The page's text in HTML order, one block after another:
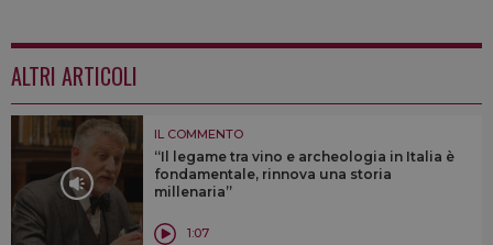
ALTRI ARTICOLI
IL COMMENTO
“Il legame tra vino e archeologia in Italia è
fondamentale, rinnova una storia
millenaria”
1:07